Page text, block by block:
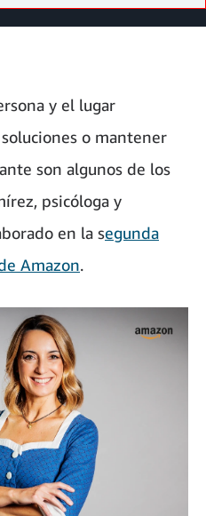
y el lugar
o mantener
son algunos de los
psicóloga y
en la segunda
Amazon.